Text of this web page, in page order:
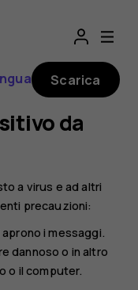
Scarica
da
a virus e ad altri
precauzioni:
i messaggi.
dannoso o in altro
o il computer.